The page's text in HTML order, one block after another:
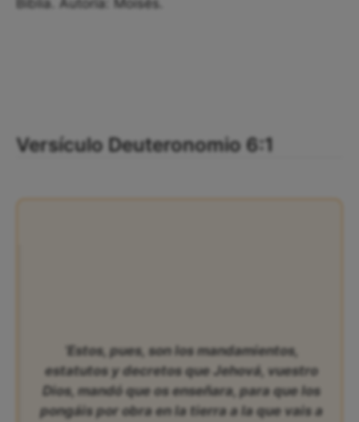
Biblia. Autoría: Moisés.
Versículo Deuteronomio 6:1
‘Estos, pues, son los mandamientos,
estatutos y decretos que Jehová, vuestro
Dios, mandó que os enseñara, para que los
pongáis por obra en la tierra a la que vais a